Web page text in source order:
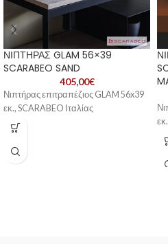
ΝΙΠΤΗΡΑΣ GLAM 56×39
SCARABEO SAND
405,00€
Νιπτήρας επιτραπέζιος GLAM 56x39
εκ., SCARABEO Ιταλίας